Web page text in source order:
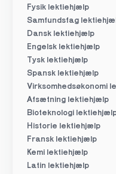
Fysik lektiehjælp
Samfundsfag
Dansk lektiehjælp
Engelsk lektiehjælp
Tysk lektiehjælp
Spansk lektiehjælp
Virksomhedsøkonomi
Afsætning lektiehjælp
Bioteknologi
Historie lektiehjælp
Fransk lektiehjælp
Kemi lektiehjælp
Latin lektiehjælp